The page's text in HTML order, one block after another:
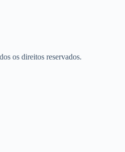
os direitos reservados.